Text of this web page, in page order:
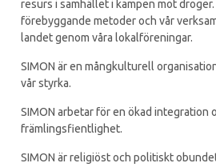
resurs i samhället i kampen mot
förebyggande metoder och vår
landet genom våra lokalföreningar.
SIMON är en mångkulturell
vår styrka.
SIMON arbetar för en ökad integration
främlingsfientlighet.
SIMON är religiöst och politiskt